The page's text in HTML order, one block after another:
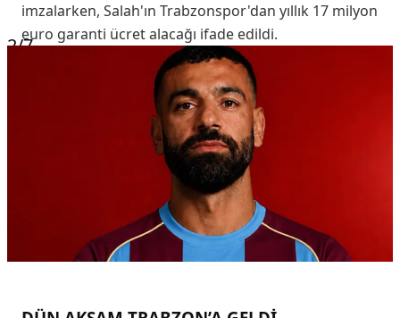
imzalarken, Salah'ın Trabzonspor'dan yıllık 17 milyon
euro garanti ücret alacağı ifade edildi.
2/7